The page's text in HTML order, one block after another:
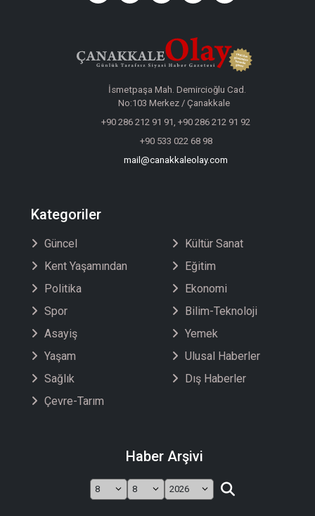
İsmetpaşa Mah. Demircioğlu Cad.
No:103 Merkez / Çanakkale
+90 286 212 91 91, +90 286 212 91 92
+90 533 022 68 98
mail@canakkaleolay.com
Kategoriler
Güncel
Kent Yaşamından
Politika
Spor
Asayiş
Yaşam
Sağlık
Çevre-Tarım
Kültür Sanat
Eğitim
Ekonomi
Bilim-Teknoloji
Yemek
Ulusal Haberler
Dış Haberler
Haber Arşivi